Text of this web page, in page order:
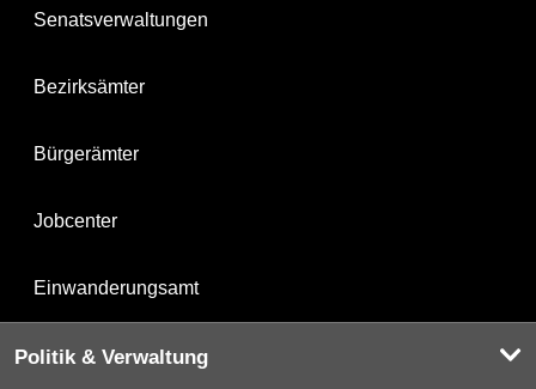
Senatsverwaltungen
Bezirksämter
Bürgerämter
Jobcenter
Einwanderungsamt
Politik & Verwaltung